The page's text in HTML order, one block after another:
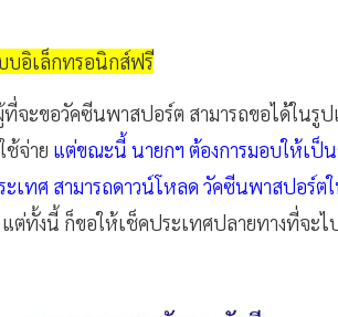
บอิเล็กทรอนิกส์ฟรี
จะขอวัคซีนพาสปอร์ต สามารถขอได้ในรู
จ่าย แต่ขณะนี้ นายกฯ ต้องการมอบให้เ
ะเทศ สามารถดาวน์โหลด วัคซีนพาสปอร์
ต่ทั้งนี้ ก็ขอให้เช็คประเทศปลายทางที่จะไ